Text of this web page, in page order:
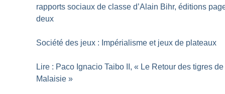
rapports sociaux de classe d’Alain Bihr, éditions
deux
Société des jeux : Impérialisme et jeux de plateaux
Lire : Paco Ignacio Taibo II, « Le Retour des tigres de
Malaisie »